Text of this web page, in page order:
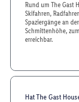
Rund um The Gast
Skifahren,
Spaziergänge an
Schmittenhöhe,
erreichbar.
Hat The Gast